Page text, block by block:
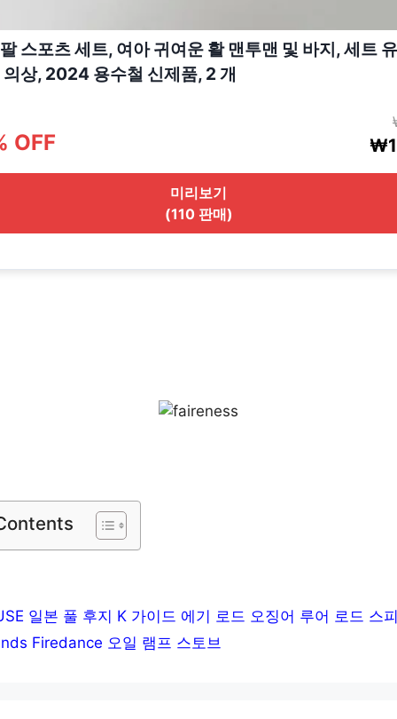
스포츠 세트, 여아 귀여운 활 맨투맨 및 바지, 세트
의상, 2024 용수철 신제품, 2 개
OFF
미리보기
(110 판매)
일본 풀 후지 K 가이드 에기 로드 오징어 루어 로드 스
Firedance 오일 램프 스토브